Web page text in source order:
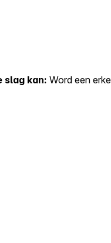
slag kan: Word een